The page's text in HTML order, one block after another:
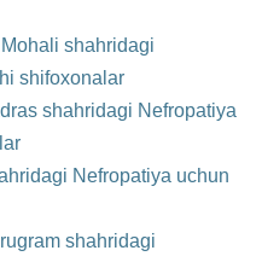
shahridagi
shifoxonalar
shahridagi Nefropatiya
Nefropatiya uchun
shahridagi